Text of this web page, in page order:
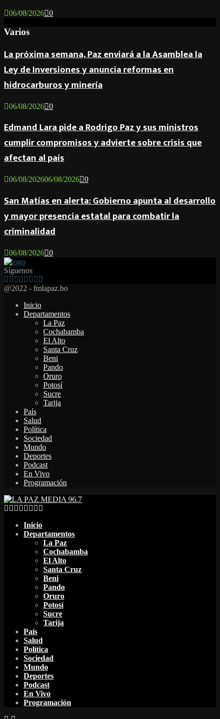
06/08/2026 0
Varios
La próxima semana, Paz enviará a la Asamblea la
Ley de Inversiones y anuncia reformas en
hidrocarburos y minería
06/08/2026 0
Edmand Lara pide a Rodrigo Paz y sus ministros
cumplir compromisos y advierte sobre crisis que
afectan al país
06/08/202606/08/2026 0
San Matías en alerta: Gobierno apunta al desarrollo
y mayor presencia estatal para combatir la
criminalidad
06/08/2026 0
Síguenos
Facebook
Twitter
Instagram
Youtube
Email
Twitch
Whatsapp
@2022 - fmlapaz.bo
Inicio
Departamentos
La Paz
Cochabamba
El Alto
Santa Cruz
Beni
Pando
Oruro
Potosí
Sucre
Tarija
País
Salud
Política
Sociedad
Mundo
Deportes
Podcast
En Vivo
Programación
Facebook
Twitter
Instagram
Youtube
Email
Twitch
Whatsapp
Inicio
Departamentos
La Paz
Cochabamba
El Alto
Santa Cruz
Beni
Pando
Oruro
Potosí
Sucre
Tarija
País
Salud
Política
Sociedad
Mundo
Deportes
Podcast
En Vivo
Programación